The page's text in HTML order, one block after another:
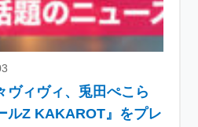
ヴィヴィ、兎田ぺこら
ルZ KAKAROT』をプレ